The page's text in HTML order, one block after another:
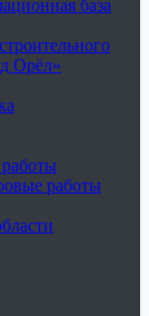
база
Орёл»
работы